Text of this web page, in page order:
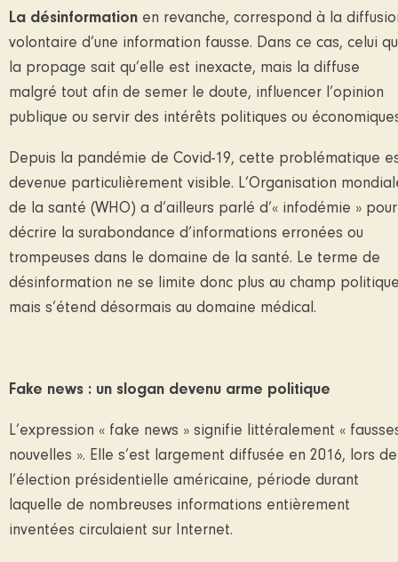
La désinformation en revanche, correspond à la
volontaire d’une information fausse. Dans ce cas, celui
la propage sait qu’elle est inexacte, mais la diffuse
malgré tout afin de semer le doute, influencer l’opinion
publique ou servir des intérêts politiques ou
Depuis la pandémie de Covid-19, cette problématique
devenue particulièrement visible. L’Organisation
de la santé (WHO) a d’ailleurs parlé d’« infodémie » pour
décrire la surabondance d’informations erronées ou
trompeuses dans le domaine de la santé. Le terme de
désinformation ne se limite donc plus au champ
mais s’étend désormais au domaine médical.
Fake news : un slogan devenu arme politique
L’expression « fake news » signifie littéralement «
nouvelles ». Elle s’est largement diffusée en 2016, lors de
l’élection présidentielle américaine, période durant
laquelle de nombreuses informations entièrement
inventées circulaient sur Internet.